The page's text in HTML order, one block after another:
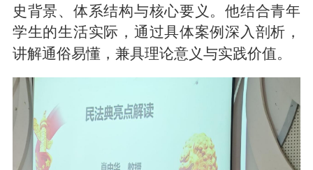
史背景、体系结构与核心要义。他结合青年
学生的生活实际，通过具体案例深入剖析，
讲解通俗易懂，兼具理论意义与实践价值。